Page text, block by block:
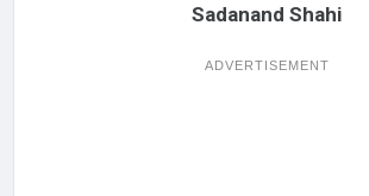
Sadanand Shahi
ADVERTISEMENT